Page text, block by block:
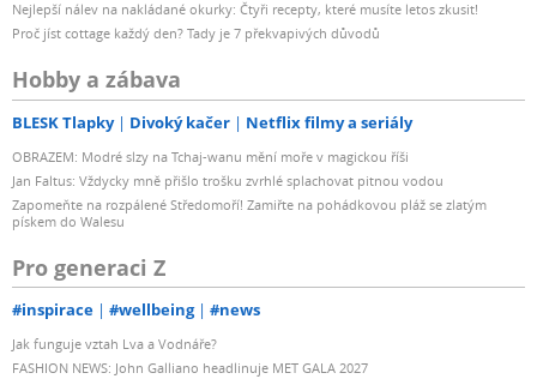
Nejlepší nálev na nakládané okurky: Čtyři recepty, které musíte letos zkusit!
Proč jíst cottage každý den? Tady je 7 překvapivých důvodů
Hobby a zábava
BLESK Tlapky Divoký kačer Netflix filmy a seriály
OBRAZEM: Modré slzy na Tchaj-wanu mění moře v magickou říši
Jan Faltus: Vždycky mně přišlo trošku zvrhlé splachovat pitnou vodou
Zapomeňte na rozpálené Středomoří! Zamiřte na pohádkovou pláž se zlatým
pískem do Walesu
Pro generaci Z
#inspirace #wellbeing #news
Jak funguje vztah Lva a Vodnáře?
FASHION NEWS: John Galliano headlinuje MET GALA 2027